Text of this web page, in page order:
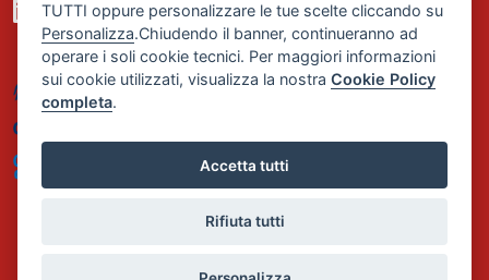
TUTTI oppure personalizzare le tue scelte cliccando su
Personalizza.Chiudendo il banner, continueranno ad
operare i soli cookie tecnici. Per maggiori informazioni
sui cookie utilizzati, visualizza la nostraCookie Policy
completa.
Accetta tutti
Rifiuta tutti